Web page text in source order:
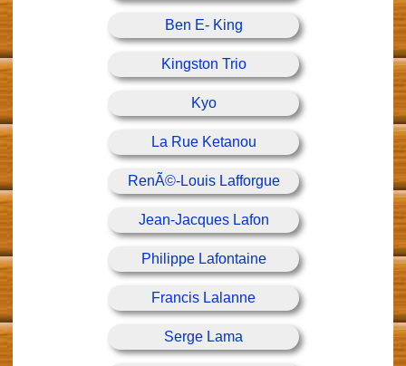
Ben E- King
Kingston Trio
Kyo
La Rue Ketanou
RenÃ©-Louis Lafforgue
Jean-Jacques Lafon
Philippe Lafontaine
Francis Lalanne
Serge Lama